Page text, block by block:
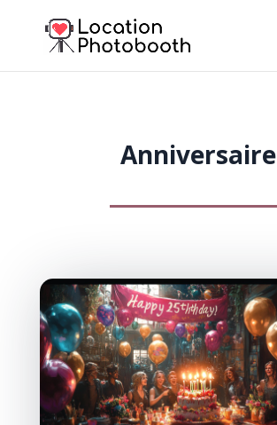
Anniversaire